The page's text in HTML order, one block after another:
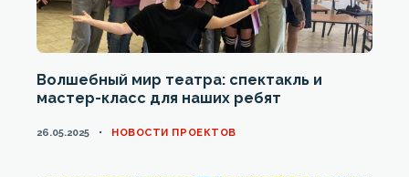
Волшебный мир театра: спектакль и
мастер-класс для наших ребят
26.05.2025 CATEGORIES
НОВОСТИ ПРОЕКТОВ